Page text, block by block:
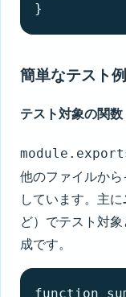
}
簡単なテスト例
テスト対象の関数
他のファイルか
しています。主に
ど）でテスト対
成です。
function